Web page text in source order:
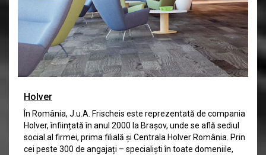
Holver
În România, J.u.A. Frischeis este reprezentată de compania
Holver, înființată în anul 2000 la Brașov, unde se află sediul
social al firmei, prima filială și Centrala Holver România. Prin
cei peste 300 de angajați – specialiști în toate domeniile,